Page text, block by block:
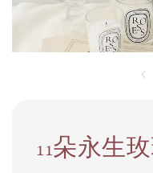
11朵永生